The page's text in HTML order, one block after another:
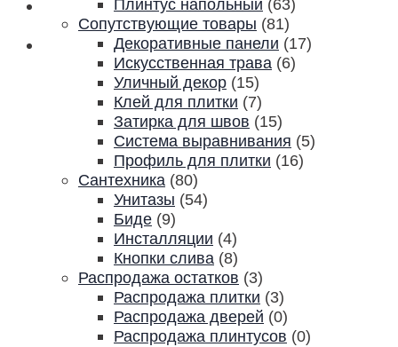
Плинтус напольный (63)
Сопутствующие товары (81)
Декоративные панели (17)
Искусственная трава (6)
Уличный декор (15)
Клей для плитки (7)
Затирка для швов (15)
Система выравнивания (5)
Профиль для плитки (16)
Сантехника (80)
Унитазы (54)
Биде (9)
Инсталляции (4)
Кнопки слива (8)
Распродажа остатков (3)
Распродажа плитки (3)
Распродажа дверей (0)
Распродажа плинтусов (0)